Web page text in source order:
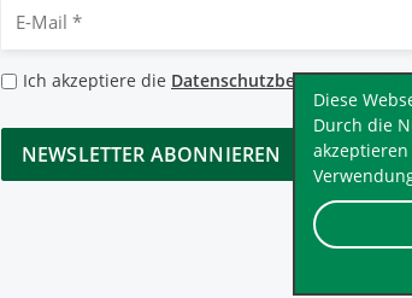
Diese
Durch die
akzeptieren
Mail
Datenschutzbestimmungen
Ich akzeptiere die Datenschutzbestimmungen.
CAPTCHA